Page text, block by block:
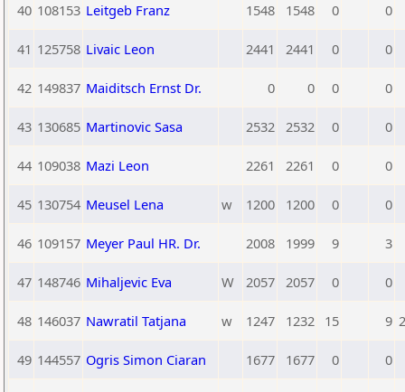
40 108153 Leitgeb Franz 1548 1548 0 0
41 125758 Livaic Leon 2441 2441 0 0
42 149837 Maiditsch Ernst Dr. 0 0 0 0
43 130685 Martinovic Sasa 2532 2532 0 0
44 109038 Mazi Leon 2261 2261 0 0
45 130754 Meusel Lena w 1200 1200 0 0
46 109157 Meyer Paul HR. Dr. 2008 1999 9 3
47 148746 Mihaljevic Eva W 2057 2057 0 0
48 146037 Nawratil Tatjana w 1247 1232 15 9
49 144557 Ogris Simon Ciaran 1677 1677 0 0